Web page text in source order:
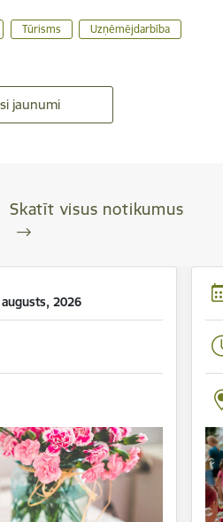
Tūrisms Uzņēmējdarbība
jaunumi
Skatīt visus notikumus
2026